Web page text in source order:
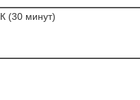
(30 минут)